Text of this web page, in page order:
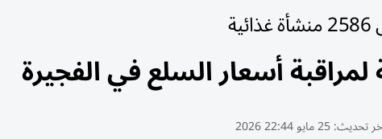
أسعار السلع في الفجيرة
تحديث:25 مايو 22:44 2026